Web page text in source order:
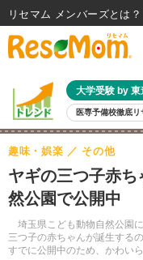
大学受験 by 東
医専予備校徹底リ
親子で考える大学選び 高校
共通テスト 夏休み
8月開催イベント・WS 全国
自由研究教材（小学生向け）
ヤギの三つ子赤
然公園で公開中
埼玉県こども動物自然公園
三つ子の赤ちゃんが誕生する
すでに公開中のため、かわい
趣味・娯楽 その他
リセマム メンバーズ